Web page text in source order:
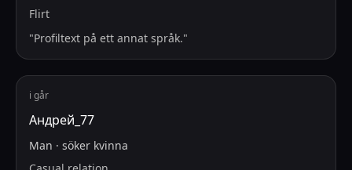
Flirt
"Profiltext på ett annat språk."
i går
Андрей_77
Man · söker kvinna